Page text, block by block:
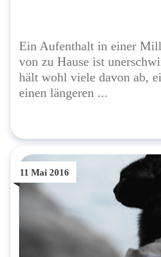
Ein Aufenthalt in einer
von zu Hause ist
hält wohl viele davon ab,
einen längeren ...
11 Mai 2016